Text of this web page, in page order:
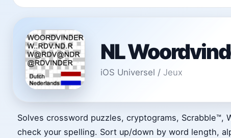
NL
iOS Universel / Jeux
Solves crossword puzzles, cryptograms, Scrabble™,
check your spelling. Sort up/down by word length,